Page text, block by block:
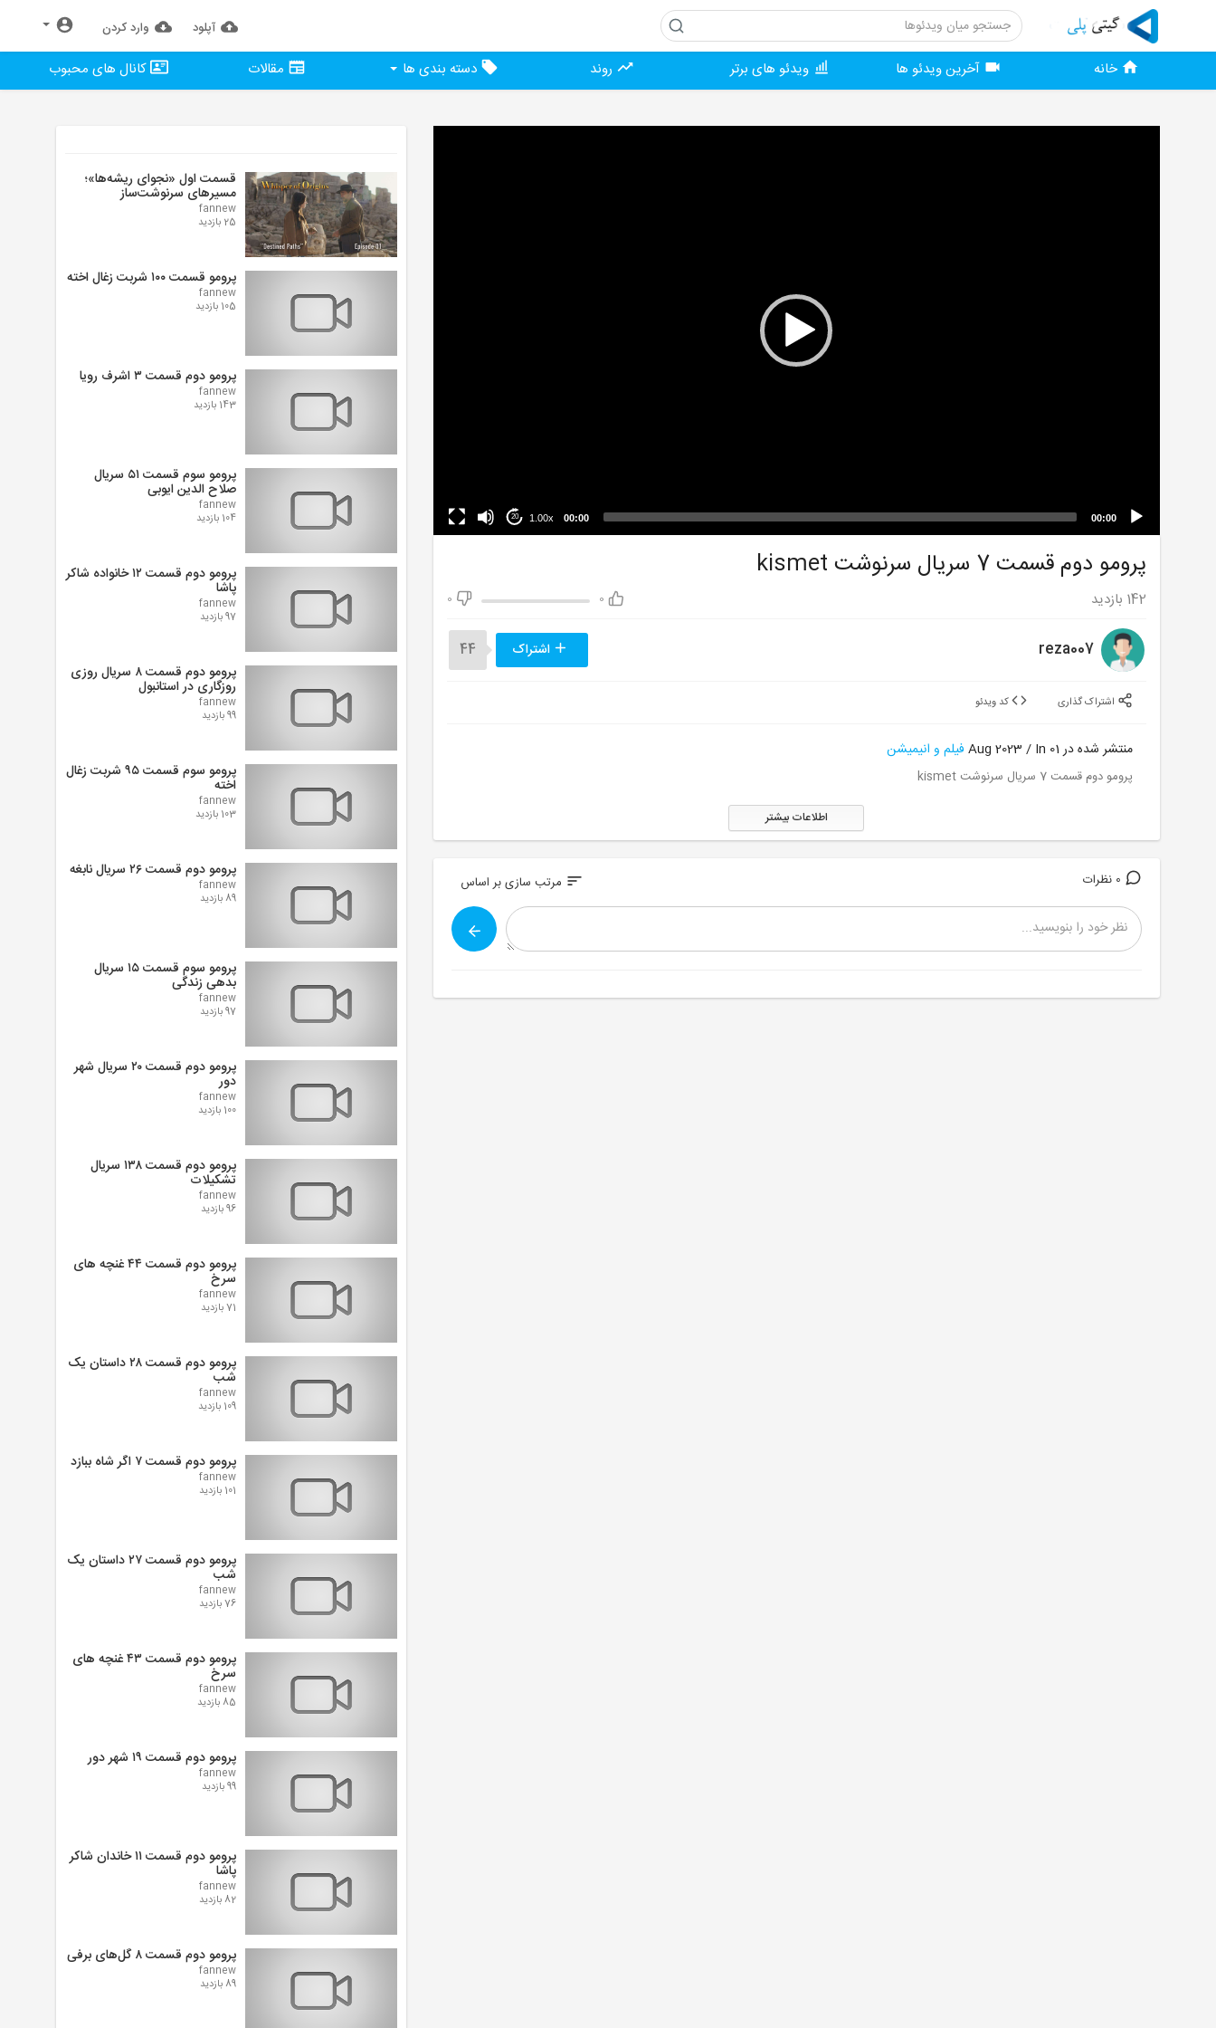
آپلود وارد كردن
خانه آخرین ویدئو ها ویدئو های برتر روند دسته بندی ها مقالات کانال های محبوب
00:00
00:00
1.00x
20
قسمت اول «نجوای ریشه‌ها»؛
مسیرهای سرنوشت‌ساز
fannew
25 بازدید
پرومو قسمت ۱۰۰ شربت زغال اخته
fannew
105 بازدید
پرومو دوم قسمت ۳ اشرف رویا
fannew
143 بازدید
پرومو سوم قسمت ۵۱ سریال
صلاح الدین ایوبی
fannew
104 بازدید
پرومو دوم قسمت ۱۲ خانواده شاکر
پاشا
fannew
97 بازدید
پرومو دوم قسمت ۸ سریال روزی
روزگاری در استانبول
fannew
99 بازدید
پرومو سوم قسمت ۹۵ شربت زغال
اخته
fannew
103 بازدید
پرومو دوم قسمت ۲۶ سریال نابغه
fannew
89 بازدید
پرومو سوم قسمت ۱۵ سریال
بدهی زندگی
fannew
97 بازدید
پرومو دوم قسمت ۲۰ سریال شهر
دور
fannew
100 بازدید
پرومو دوم قسمت ۱۳۸ سریال
تشکیلات
fannew
96 بازدید
پرومو دوم قسمت ۴۴ غنچه های
سرخ
fannew
71 بازدید
پرومو دوم قسمت ۲۸ داستان یک
شب
fannew
109 بازدید
پرومو دوم قسمت ۷ اگر شاه ببازد
fannew
101 بازدید
پرومو دوم قسمت ۲۷ داستان یک
شب
fannew
76 بازدید
پرومو دوم قسمت ۴۳ غنچه های
سرخ
fannew
85 بازدید
پرومو دوم قسمت ۱۹ شهر دور
fannew
99 بازدید
پرومو دوم قسمت ۱۱ خاندان شاکر
پاشا
fannew
82 بازدید
پرومو دوم قسمت ۸ گل‌های برفی
fannew
89 بازدید
پرومو دوم قسمت 7 سریال سرنوشت kismet
0
0 142 بازدید
reza007 اشتراک 44
منتشر شده در 01 Aug 2023 / In فیلم و انیمیشن
پرومو دوم قسمت 7 سریال سرنوشت kismet
اطلاعات بیشتر
sort مرتب سازی بر اساس